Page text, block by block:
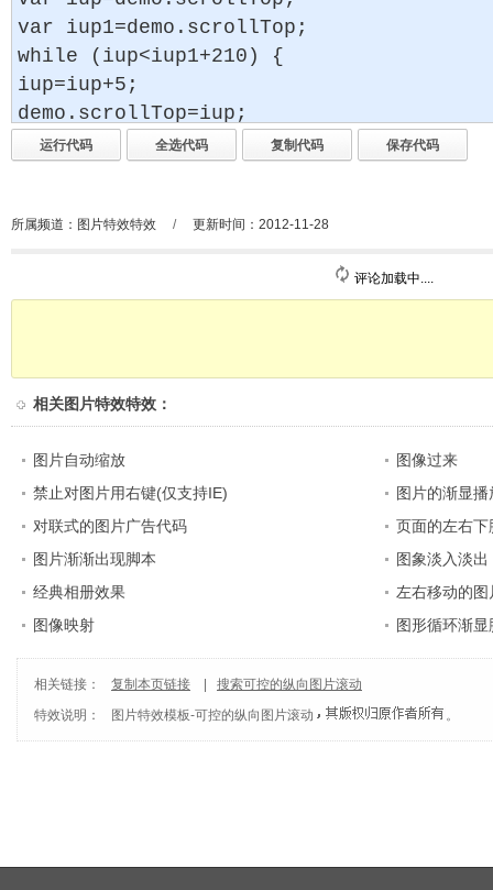
所属频道： 图片特效特效 / 更新时间：2012-11-28
评论加载中....
相关图片特效特效 ：
图片自动缩放
图像过来
禁止对图片用右键(仅支持IE)
图片的渐显
对联式的图片广告代码
页面的左右
图片渐渐出现脚本
图象淡入淡
经典相册效果
左右移动的图
图像映射
图形循环渐显
相关链接： 复制本页链接
搜索可控的纵向图片滚动
特效说明：
图片特效模板-可控的纵向图片滚动 。